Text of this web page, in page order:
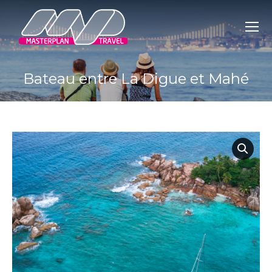
Bateau entre La Digue et Mahé
You are here: